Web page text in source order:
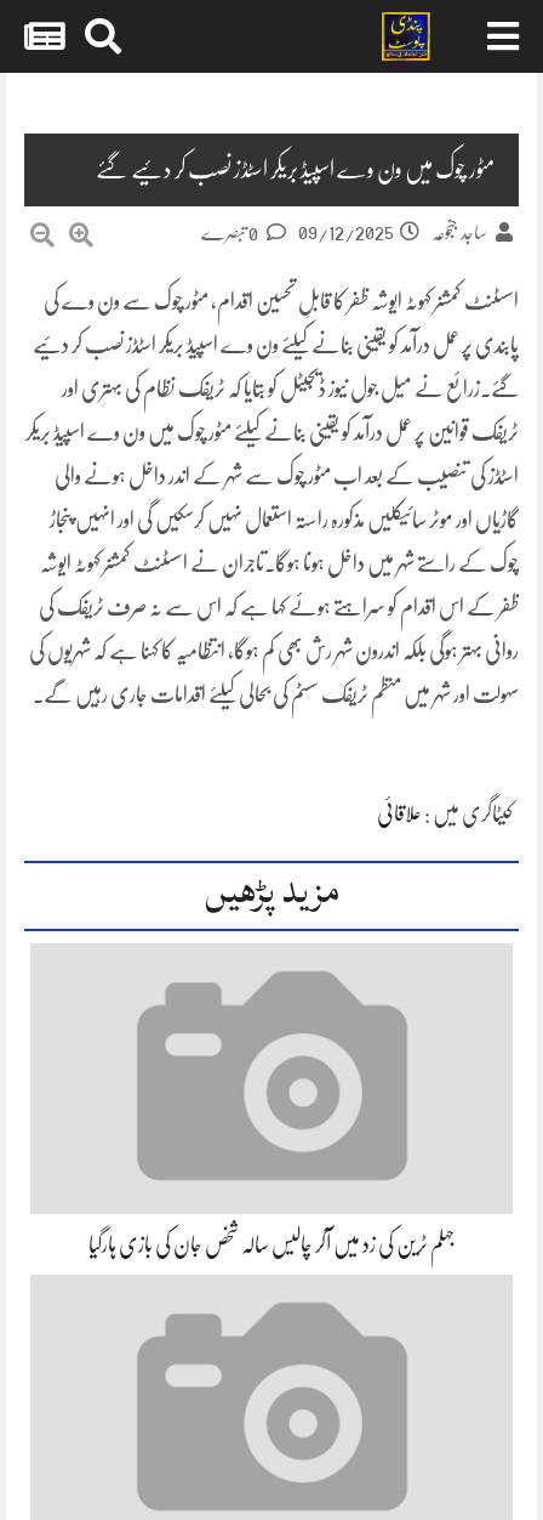
مٹور چوک میں ون وے اسپیڈ بریکر اسٹڈز نصب کر دئیے گئے
ساجد جنجوعہ 09/12/2025
اسسٹنٹ کمشنر کہوٹہ ایوشہ ظفر کا قابلِ تحسین اقدام، مٹور چوک سے ون وے کی
پابندی پر عمل درآمد کو یقینی بنانے کیلئے ون وے اسپیڈ بریکر اسٹڈز نصب کر دئیے
گئے۔زرائع نے میل جول نیوز ڈیجیٹل کو بتایا کہ ٹریفک نظام کی بہتری اور
ٹریفک قوانین پر عمل درآمد کو یقینی بنانے کیلئے مٹور چوک میں ون وے اسپیڈ بریکر
اسٹڈز کی تنصیب کے بعد اب مٹور چوک سے شہر کے اندر داخل ہونے والی
گاڑیاں اور موٹر سائیکلیں مذکورہ راستہ استعمال نہیں کرسکیں گی اور انہیں پنجاڑ
چوک کے راستے شہر میں داخل ہونا ہوگا۔تاجران نے اسسٹنٹ کمشنر کہوٹہ ایوشہ
ظفر کے اس اقدام کو سراہتے ہوئے کہا ہے کہ اس سے نہ صرف ٹریفک کی
روانی بہتر ہوگی بلکہ اندرون شہر رش بھی کم ہوگا، انتظامیہ کا کہنا ہے کہ شہریوں کی
سہولت اور شہر میں منظم ٹریفک سسٹم کی بحالی کیلئے اقدامات جاری رہیں گے۔
کیٹاگری میں : علاقائی
مزید پڑھیں
جہلم ٹرین کی زد میں آکر چالیس سالہ شخص جان کی بازی ہارگیا